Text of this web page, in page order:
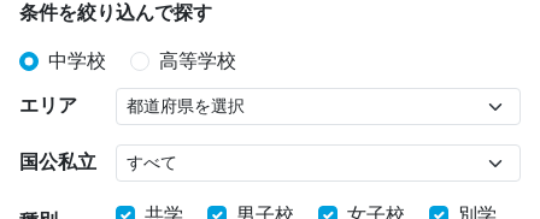
条件を絞り込んで探す
中学校 高等学校
エリア
国公私立
共学 男子校 女子校 別学